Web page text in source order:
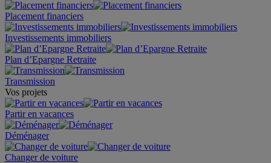
Placement financiers
Investissements immobiliers
Plan d’Epargne Retraite
Transmission
Vos projets
Partir en vacances
Déménager
Changer de voiture